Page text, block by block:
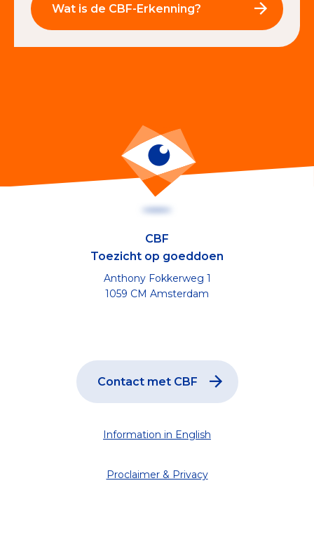
Wat is de CBF-Erkenning?
CBF
Toezicht op goeddoen
Anthony Fokkerweg 1
1059 CM Amsterdam
Contact met CBF
Information in English
Proclaimer & Privacy